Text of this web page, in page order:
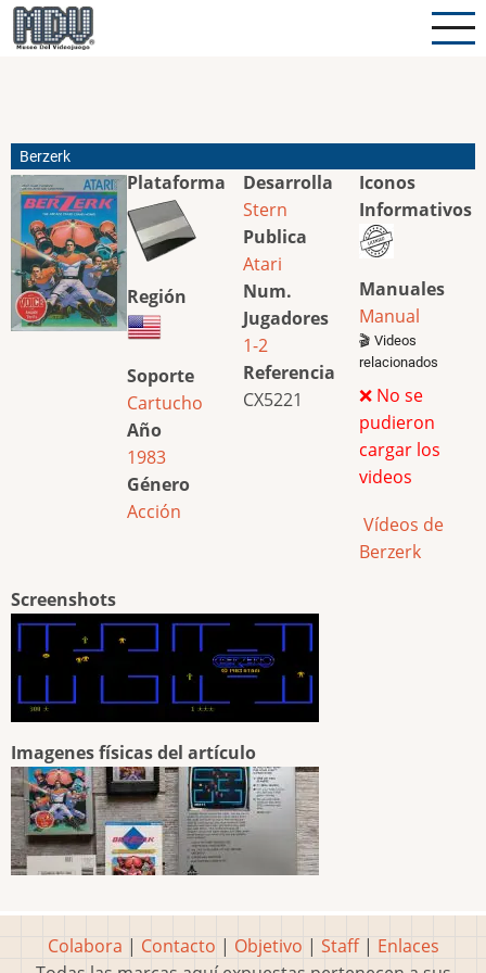
Pasar
al
Berzerk
Plataforma
Región
Soporte
Cartucho
Año
1983
Género
Acción
Desarrolla
Stern
Publica
Atari
Num.
Jugadores
1-2
Referencia
CX5221
Iconos
Informativos
Manuales
Manual
🎬 Videos
relacionados
❌ No se
pudieron
cargar los
videos
Vídeos de
Berzerk
Screenshots
Imagenes físicas del artículo
Colabora | Contacto | Objetivo | Staff| Enlaces